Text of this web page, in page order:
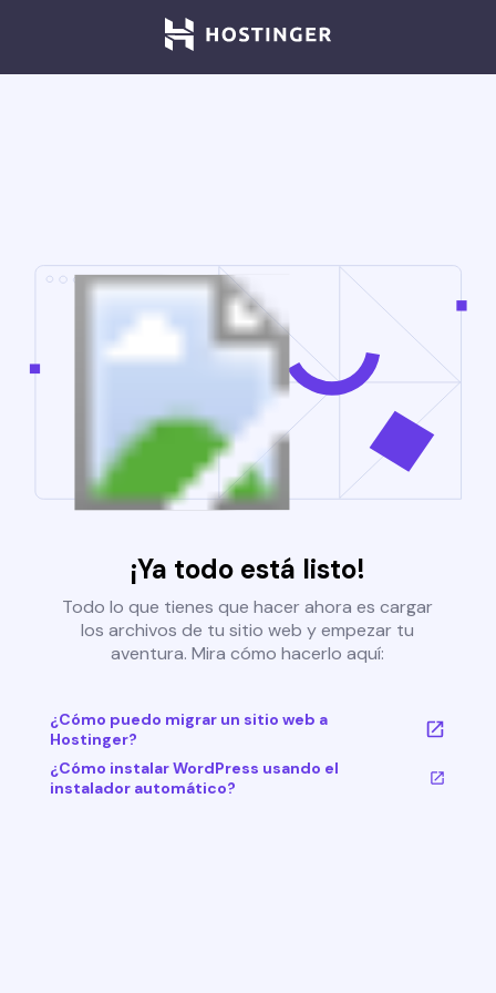
¡Ya todo está listo!
Todo lo que tienes que hacer ahora es cargar
los archivos de tu sitio web y empezar tu
aventura. Mira cómo hacerlo aquí:
¿Cómo puedo migrar un sitio web a
Hostinger?
¿Cómo instalar WordPress usando el
instalador automático?